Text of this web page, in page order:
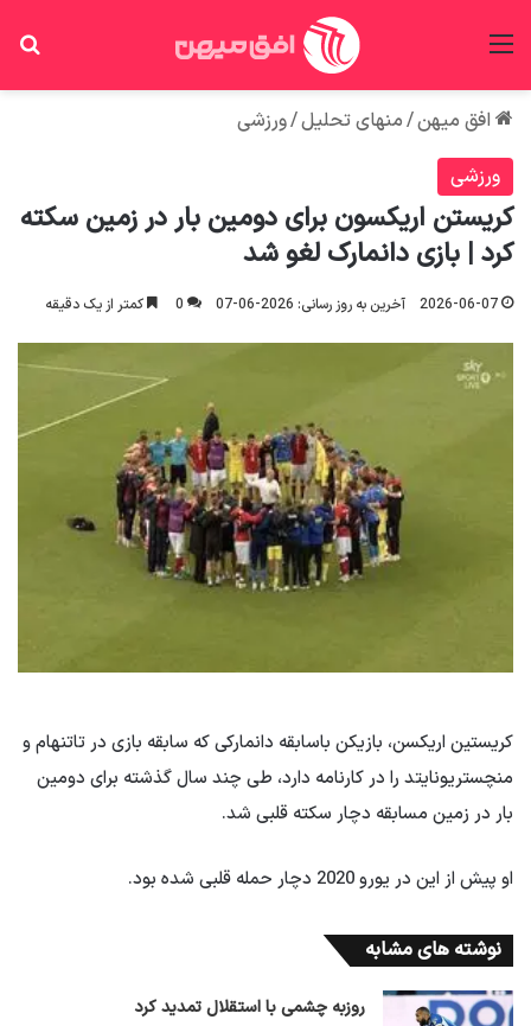
افق میهن/منهای تحلیل/ورزشی
ورزشی
کریستن اریکسون برای دومین بار در زمین سکته
کرد | بازی دانمارک لغو شد
2026-06-07 آخرین به روز رسانی: 2026-06-07 0 کمتر از یک دقیقه
کریستین اریکسن، بازیکن باسابقه دانمارکی که سابقه بازی در تاتنهام و
منچستریونایتد را در کارنامه دارد، طی چند سال گذشته برای دومین
بار در زمین مسابقه دچار سکته قلبی شد.
او پیش از این در یورو 2020 دچار حمله قلبی شده بود.
نوشته های مشابه
روزبه چشمی با استقلال تمدید کرد